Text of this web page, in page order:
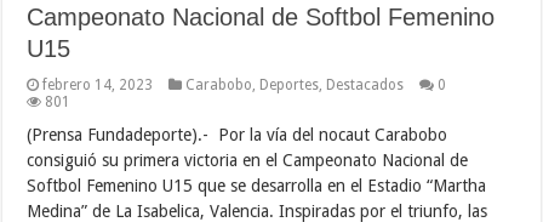
Campeonato Nacional de Softbol Femenino
U15
febrero 14, 2023 Carabobo Deportes Destacados
0
801
(Prensa Fundadeporte).- Por la vía del nocaut Carabobo
consiguió su primera victoria en el Campeonato Nacional de
Softbol Femenino U15 que se desarrolla en el Estadio “Martha
Medina” de La Isabelica, Valencia. Inspiradas por el triunfo, las